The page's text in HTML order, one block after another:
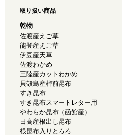
取り扱い商品
乾物
佐渡産えご草
能登産えご草
伊豆産天草
佐渡わかめ
三陸産カットわかめ
貝殻島産棹前昆布
すき昆布
すき昆布スマートレター用
やわらか昆布（函館産）
日高産根出し昆布
根昆布入りとろろ